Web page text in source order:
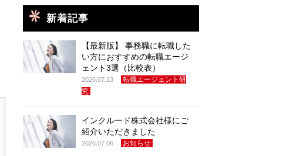
新着記事
【最新版】 事務職に転職した
い方におすすめの転職エージ
ェント3選（比較表）
2026.07.13
転職エージェント研
究
インクルード株式会社様にご
紹介いただきました
2026.07.06 お知らせ